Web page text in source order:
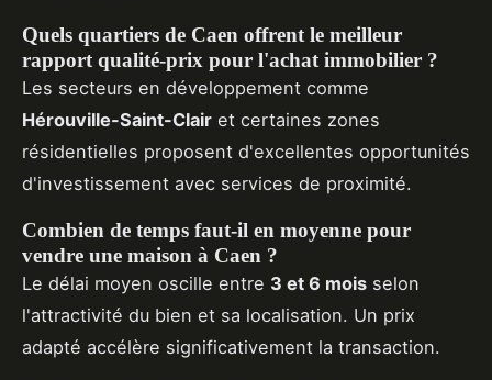
Quels quartiers de Caen offrent le meilleur
rapport qualité-prix pour l'achat immobilier ?
Les secteurs en développement comme
Hérouville-Saint-Clair et certaines zones
résidentielles proposent d'excellentes opportunités
d'investissement avec services de proximité.
Combien de temps faut-il en moyenne pour
vendre une maison à Caen ?
Le délai moyen oscille entre 3 et 6 mois selon
l'attractivité du bien et sa localisation. Un prix
adapté accélère significativement la transaction.